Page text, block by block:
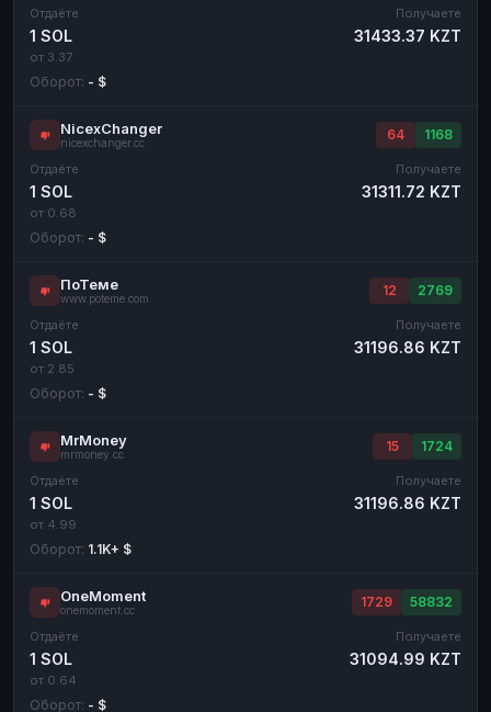
Отдаёте
1 SOL
от 3.37
Получаете
31433.37 KZT
Оборот: - $
NicexChanger
nicexchanger.cc
64 1168
Отдаёте
1 SOL
от 0.68
Получаете
31311.72 KZT
Оборот: - $
ПоТеме
www.poteme.com
12 2769
Отдаёте
1 SOL
от 2.85
Получаете
31196.86 KZT
Оборот: - $
MrMoney
mrmoney.cc
15 1724
Отдаёте
1 SOL
от 4.99
Получаете
31196.86 KZT
Оборот: 1.1K+ $
OneMoment
onemoment.cc
1729 58832
Отдаёте
1 SOL
от 0.64
Получаете
31094.99 KZT
Оборот: - $